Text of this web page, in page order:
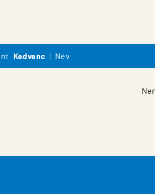
Kedvenc Név